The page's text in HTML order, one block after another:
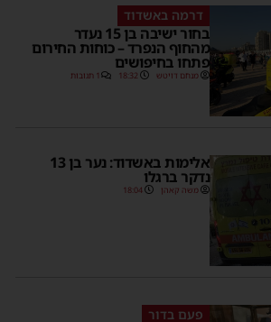
דרמה באשדוד
בחור ישיבה בן 15 נעדר
מהחוף הנפרד – כוחות החירום
פתחו בחיפושים
מנחם דויטש 18:32 1 תגובות
אלימות באשדוד: נער בן 13
נדקר ברגלו
משה קאהן 18:04
פעם בדור